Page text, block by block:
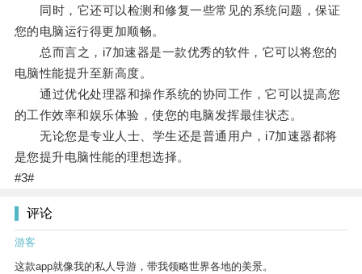
同时，它还可以检测和修复一些常见的系统问题，保证
您的电脑运行得更加顺畅。
总而言之，i7加速器是一款优秀的软件，它可以将您的
电脑性能提升至新高度。
通过优化处理器和操作系统的协同工作，它可以提高您
的工作效率和娱乐体验，使您的电脑发挥最佳状态。
无论您是专业人士、学生还是普通用户，i7加速器都将
是您提升电脑性能的理想选择。
#3#
评论
游客
这款app就像我的私人导游，带我领略世界各地的美景。